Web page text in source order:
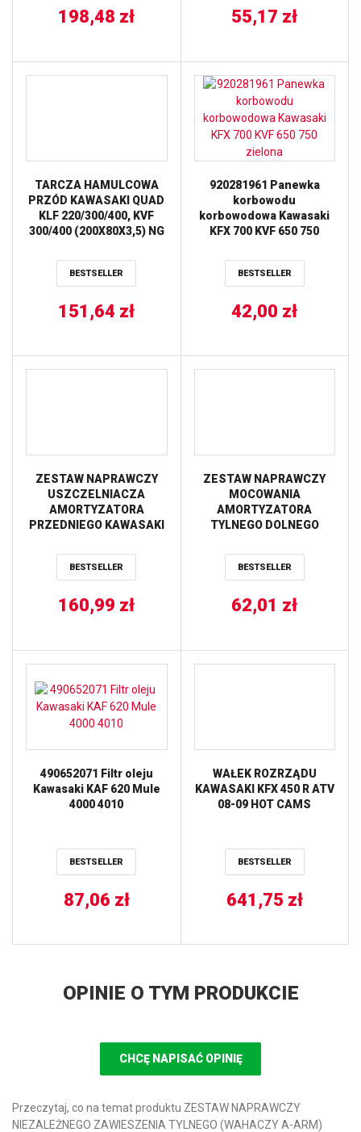
198,48 zł 55,17 zł
TARCZA HAMULCOWA
PRZÓD KAWASAKI QUAD
KLF 220/300/400, KVF
300/400 (200X80X3,5) NG
BESTSELLER
151,64 zł
920281961 Panewka
korbowodu
korbowodowa Kawasaki
KFX 700 KVF 650 750
BESTSELLER
42,00 zł
ZESTAW NAPRAWCZY
USZCZELNIACZA
AMORTYZATORA
PRZEDNIEGO KAWASAKI
YAMAHA 660 RHINO (07),
YFZ 450 ’04-’09, TYLNEGO
’86-’16 ALL BALLS
BESTSELLER
160,99 zł
ZESTAW NAPRAWCZY
MOCOWANIA
AMORTYZATORA
TYLNEGO DOLNEGO
BRUTE FORCE ’12-’18 /
PRZEDNIEGO KAWASAKI
BALLS
BESTSELLER
62,01 zł
490652071 Filtr oleju
Kawasaki KAF 620 Mule
4000 4010
BESTSELLER
87,06 zł
WAŁEK ROZRZĄDU
KAWASAKI KFX 450 R ATV
08-09 HOT CAMS
BESTSELLER
641,75 zł
OPINIE O TYM PRODUKCIE
CHCĘ NAPISAĆ OPINIĘ
Przeczytaj, co na temat produktu ZESTAW NAPRAWCZY
NIEZALEŻNEGO ZAWIESZENIA TYLNEGO (WAHACZY A-ARM)